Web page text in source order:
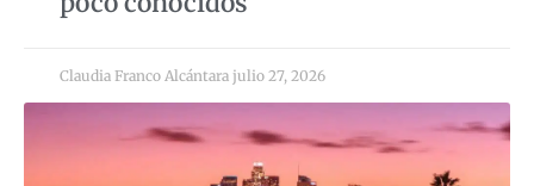
Claudia Franco Alcántara julio 27, 2026